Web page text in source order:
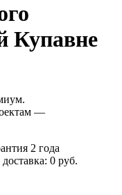
Купавне
—
2 года
0 руб.